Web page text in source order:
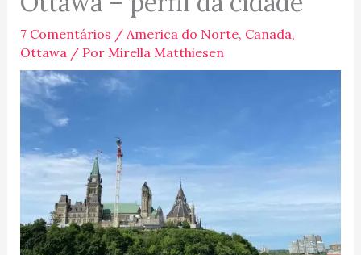
7 Comentários / America do Norte, Canada,
Ottawa/ Por Mirella Matthiesen